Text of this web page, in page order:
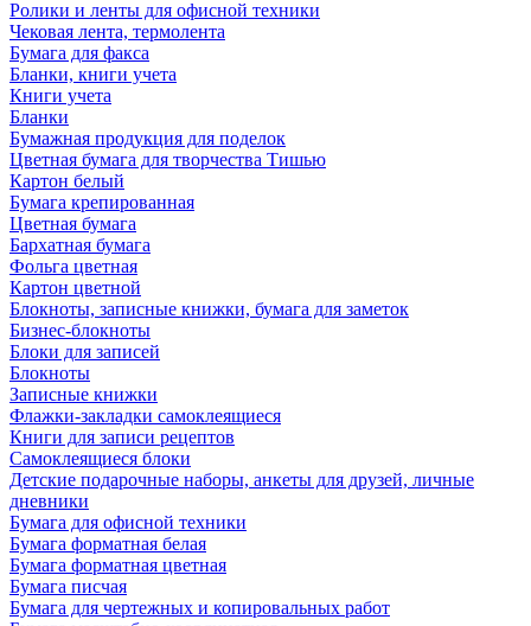
Ролики и ленты для офисной техники
Чековая лента, термолента
Бумага для факса
Бланки, книги учета
Книги учета
Бланки
Бумажная продукция для поделок
Цветная бумага для творчества Тишью
Картон белый
Бумага крепированная
Цветная бумага
Бархатная бумага
Фольга цветная
Картон цветной
Блокноты, записные книжки, бумага для заметок
Бизнес-блокноты
Блоки для записей
Блокноты
Записные книжки
Флажки-закладки самоклеящиеся
Книги для записи рецептов
Самоклеящиеся блоки
Детские подарочные наборы, анкеты для друзей, личные
дневники
Бумага для офисной техники
Бумага форматная белая
Бумага форматная цветная
Бумага писчая
Бумага для чертежных и копировальных работ